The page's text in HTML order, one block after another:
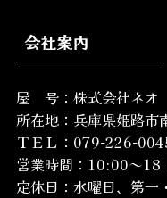
会社案内
屋 号：株式会社ネオ
所在地： 兵庫県姫路市
ＴＥＬ：079-226-
営業時間：10:00～18
定休日：水曜日、第一